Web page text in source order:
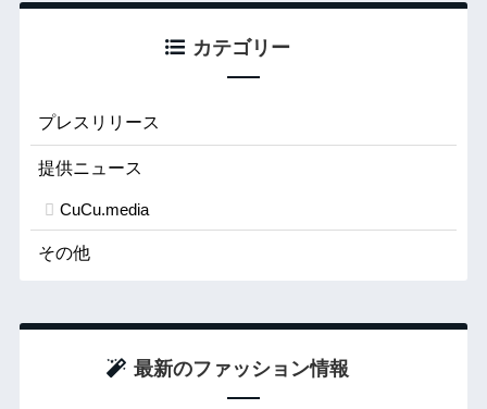
カテゴリー
プレスリリース
提供ニュース
CuCu.media
その他
最新のファッション情報